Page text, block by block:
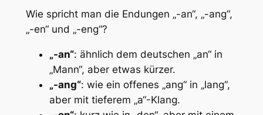
Wie spricht man die Endungen „-an“, „-ang“,
„-en“ und „-eng“?
„-an“: ähnlich dem deutschen „an“ in
„Mann“, aber etwas kürzer.
„-ang“: wie ein offenes „ang“ in „lang“,
aber mit tieferem „a“-Klang.